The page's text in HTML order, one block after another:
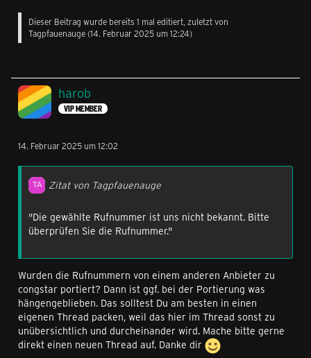
Dieser Beitrag wurde bereits 1 mal editiert, zuletzt von
Tagpfauenauge(14. Februar 2025 um 12:24)
harob
VIP MEMBER
14. Februar 2025 um 12:02
Zitat von Tagpfauenauge
"Die gewählte Rufnummer ist uns nicht bekannt. Bitte
überprüfen Sie die Rufnummer."
Wurden die Rufnummern von einem anderen Anbieter zu
congstar portiert? Dann ist ggf. bei der Portierung was
hängengeblieben. Das solltest Du am besten in einen
eigenen Thread packen, weil das hier im Thread sonst zu
unübersichtlich und durcheinander wird. Mache bitte gerne
direkt einen neuen Thread auf. Danke dir